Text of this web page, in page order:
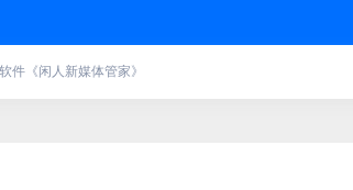
件《闲人新媒体管家》